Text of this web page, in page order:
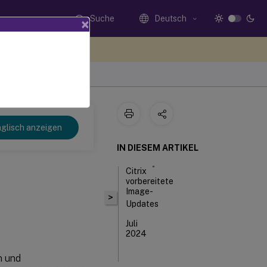
Suche Deutsch
anzeigen
und
>
IN DIESEM ARTIKEL
Citrix ®
vorbereitete
Image-
Updates
Juli
2024
×